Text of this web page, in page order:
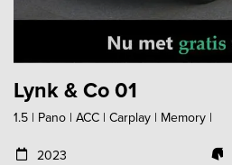
Lynk & Co 01
1.5 | Pano | ACC | Carplay | Memory |
2023